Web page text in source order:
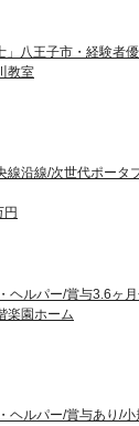
」八王子市・経験者
教室
線沿線/次世代ポータ
ヘルパー/賞与3.6ヶ
楽園ホーム
ヘルパー/賞与あり/